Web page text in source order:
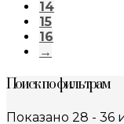
14
15
16
→
Поиск по фильтрам
Показано 28 - 36